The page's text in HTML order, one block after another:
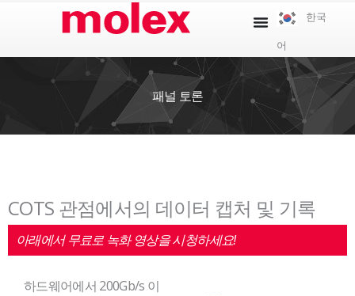
뛰
한국
어
패널 토론
COTS 관점에서의 데이터 캡처 및 기록
아래에서 무료로 녹화 영상을 시청하세요!
하드웨어에서 200Gb/s 이